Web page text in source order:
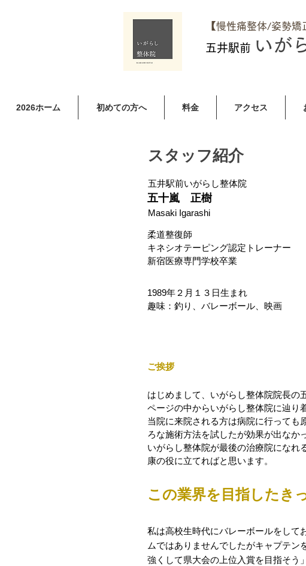
【慢性痛整体/姿勢矯
五井駅前 いが
2026ホーム 初めての方へ 料金 アクセス
スタッフ紹介
五井駅前いがらし整体院
五十嵐 正樹
Masaki Igarashi
柔道整復師
​キネシオテーピング認定トレーナー
​新宿医療専門学校卒業
1989年２月１３日生まれ
​趣味：釣り、バレーボール、映画
ご挨拶
はじめまして、いがらし整体院院長の
ページの中からいがらし整体院に辿り
当院に来院される方は病院に行っても
ろな施術方法を試したが効果が出なか
いがらし整体院が最後の治療院になれ
康の役に立てればと思います。
この業界を目指したき
私は高校生時代にバレーボールをして
ムではありませんでしたがキャプテン
強くして県大会の上位入賞を目指そう」